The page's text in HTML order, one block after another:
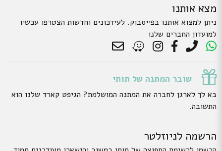
מצא אותנו
ניתן למצוא אותנו בפייסבוק. לעידכונים וחדשות הצטרפו עכשיו
למועדון החברים שלנו
שובר המתנה של תותי
בא לך לארגן לחברה את המתנה המושלמת? הגיפט קארד שלנו הוא
התשובה.
הרשמה לניוזלטר